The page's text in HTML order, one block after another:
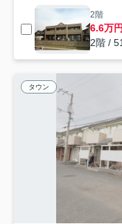
2階
6.6万円
2階 /
タウン